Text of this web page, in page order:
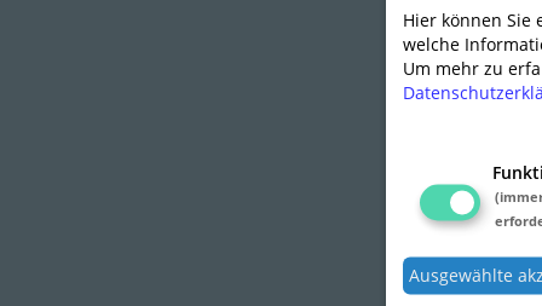
Hier können Sie
welche
Um mehr zu
Ausgewählte